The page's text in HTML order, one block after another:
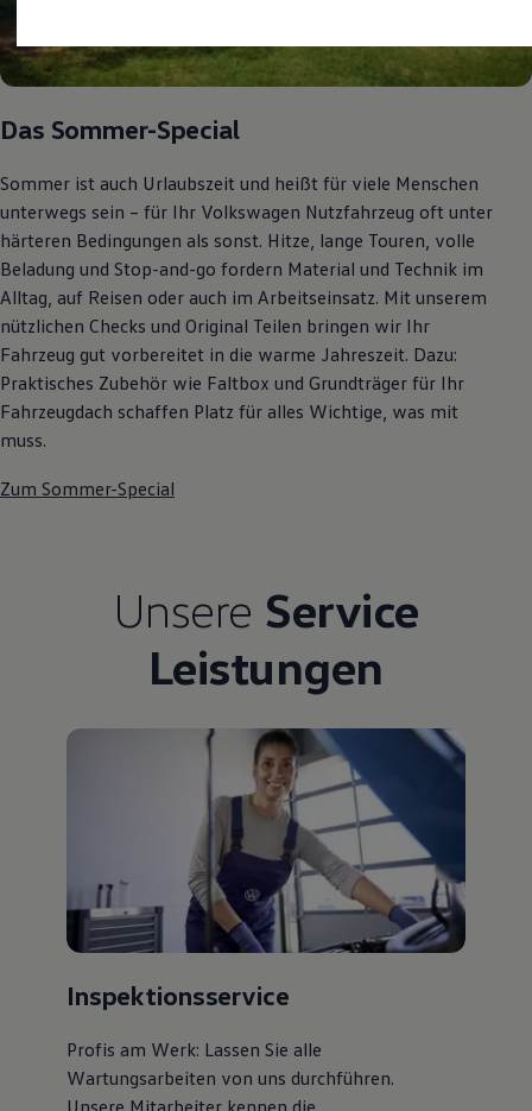
Kostensimulator
Autonomes Fahren
Mehr zum ID. Buzz
California Welt
California Club
California Magazin & Ratgeber
Vanlife
Ratgeber
Routen & Reisen
California Reisen & Erlebnisse
California App
California Lifestyle & Zubehör
Übernachten im California
Unternehmen
Karriere
Karriere im Unternehmen
Gesellschaft
Bulli Magazin
Fahrzeugabholung ab Werk
Das Sommer-Special
Sommer ist auch Urlaubszeit und heißt für viele Menschen
unterwegs sein – für Ihr Volkswagen Nutzfahrzeug oft unter
härteren Bedingungen als sonst. Hitze, lange Touren, volle
Beladung und Stop-and-go fordern Material und Technik im
Alltag, auf Reisen oder auch im Arbeitseinsatz. Mit unserem
nützlichen Checks und Original Teilen bringen wir Ihr
Fahrzeug gut vorbereitet in die warme Jahreszeit. Dazu:
Praktisches Zubehör wie Faltbox und Grundträger für Ihr
Fahrzeugdach schaffen Platz für alles Wichtige, was mit
muss.
Zum Sommer-Special
Unsere Service
Leistungen
Inspektionsservice
Profis am Werk: Lassen Sie alle
Wartungsarbeiten von uns durchführen.
Unsere Mitarbeiter kennen die